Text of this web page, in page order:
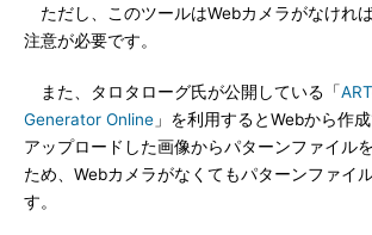
ただし、このツールはWebカメラがなけれ
注意が必要です。
また、タロタローグ氏が公開している「
Generator Online 」を利用するとWebから作
アップロードした画像からパターンファイル
ため、Webカメラがなくてもパターンファイ
す。